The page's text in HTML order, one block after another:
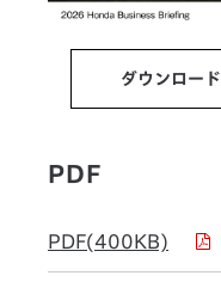
ダウンロード
PDF
PDF(400KB)